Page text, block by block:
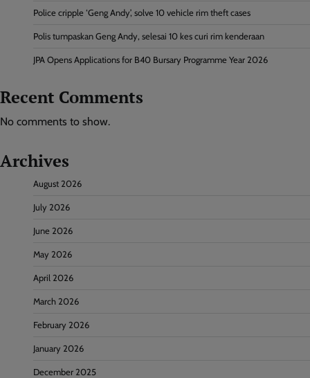
Police cripple ‘Geng Andy’, solve 10 vehicle rim theft cases
Polis tumpaskan Geng Andy, selesai 10 kes curi rim kenderaan
JPA Opens Applications for B40 Bursary Programme Year 2026
Recent Comments
No comments to show.
Archives
August 2026
July 2026
June 2026
May 2026
April 2026
March 2026
February 2026
January 2026
December 2025